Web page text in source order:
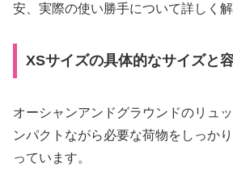
安、実際の使い勝手について詳しく解
XSサイズの具体的なサイズと
オーシャンアンドグラウンドのリュ
ンパクトながら必要な荷物をしっか
っています。